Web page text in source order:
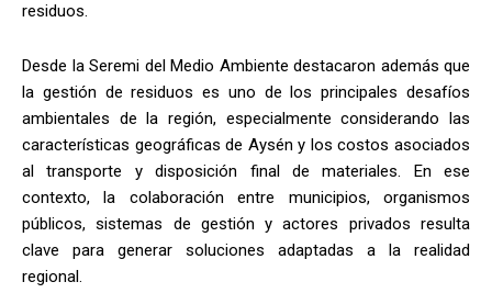
residuos.
Desde la Seremi del Medio Ambiente destacaron además que
la gestión de residuos es uno de los principales desafíos
ambientales de la región, especialmente considerando las
características geográficas de Aysén y los costos asociados
al transporte y disposición final de materiales. En ese
contexto, la colaboración entre municipios, organismos
públicos, sistemas de gestión y actores privados resulta
clave para generar soluciones adaptadas a la realidad
regional.